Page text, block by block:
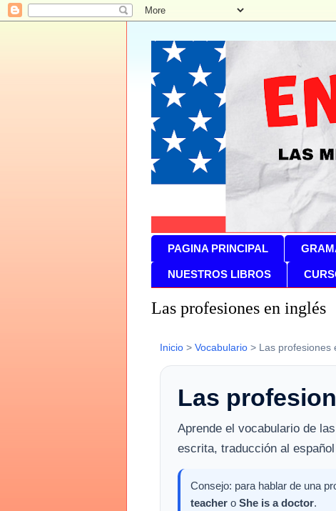
PAGINA PRINCIPAL
NUESTROS LIBROS
Las profesiones en inglés
Inicio > Vocabulario > Las profesiones
Las
Aprende el vocabulario de
escrita, traducción al
Consejo: para hablar de una
teacher o She is a doctor.